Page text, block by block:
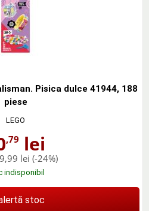
Pisica dulce 41944, 188
piese
LEGO
,79 lei
lei (-24%)
indisponibil
stoc